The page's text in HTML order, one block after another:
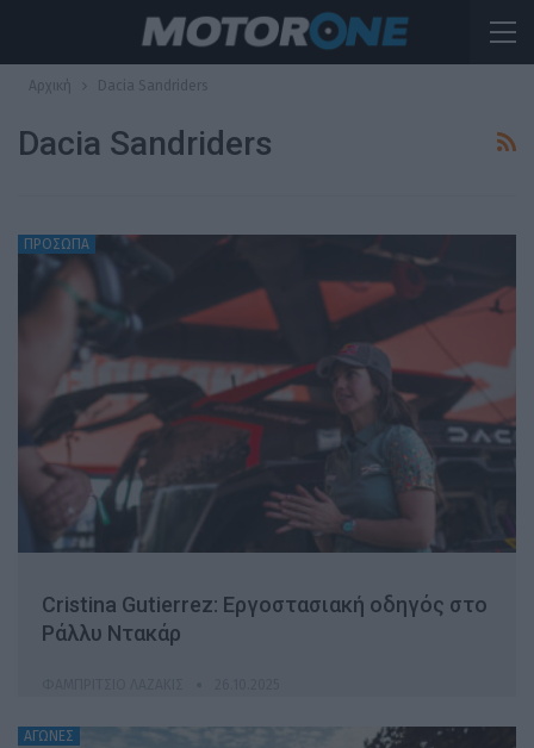
Αρχική Dacia Sandriders
Dacia Sandriders
ΠΡΟΣΩΠΑ
Cristina Gutierrez: Εργοστασιακή οδηγός στο
Ράλλυ Ντακάρ
ΑΓΩΝΕΣ